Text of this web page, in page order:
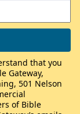
that you
Gateway,
501 Nelson
of Bible